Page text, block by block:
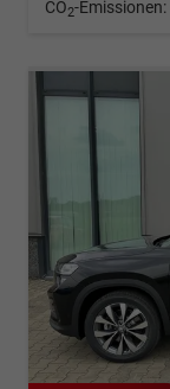
CO2-Emissionen: